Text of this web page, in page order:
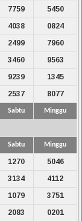
7759
5450
4038
0824
2499
7960
3460
9563
9239
1345
2537 8077
Sabtu Minggu
Sabtu Minggu
1270
5046
3134
4112
1079
3751
2083
0201